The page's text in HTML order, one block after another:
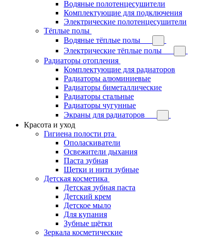
Водяные полотенцесушители
Комплектующие для подключения
Электрические полотенцесушители
Тёплые полы
Водяные тёплые полы
Электрические тёплые полы
Радиаторы отопления
Комплектующие для радиаторов
Радиаторы алюминиевые
Радиаторы биметаллические
Радиаторы стальные
Радиаторы чугунные
Экраны для радиаторов
Красота и уход
Гигиена полости рта
Ополаскиватели
Освежители дыхания
Паста зубная
Щетки и нити зубные
Детская косметика
Детская зубная паста
Детский крем
Детское мыло
Для купания
Зубные щётки
Зеркала косметические